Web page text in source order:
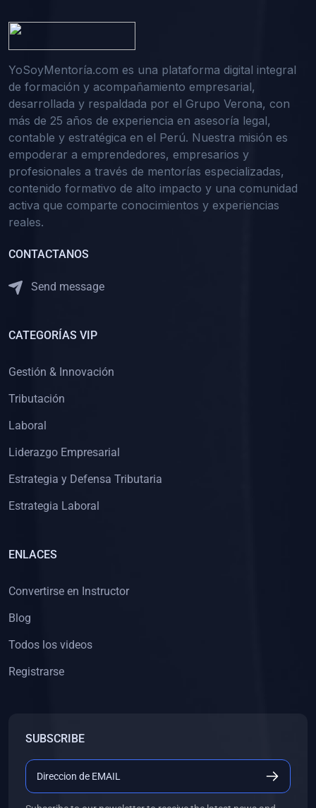
YoSoyMentoría.com es una plataforma digital integral
de formación y acompañamiento empresarial,
desarrollada y respaldada por el Grupo Verona, con
más de 25 años de experiencia en asesoría legal,
contable y estratégica en el Perú. Nuestra misión es
empoderar a emprendedores, empresarios y
profesionales a través de mentorías especializadas,
contenido formativo de alto impacto y una comunidad
activa que comparte conocimientos y experiencias
reales.
CONTACTANOS
Send message
CATEGORÍAS VIP
Gestión & Innovación
Tributación
Laboral
Liderazgo Empresarial
Estrategia y Defensa Tributaria
Estrategia Laboral
ENLACES
Convertirse en Instructor
Blog
Todos los videos
Registrarse
SUBSCRIBE